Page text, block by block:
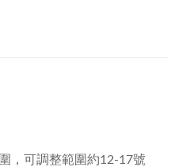
，可調整範圍約12-17號